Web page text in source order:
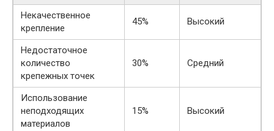
Некачественное
крепление
45% Высокий
Недостаточное
количество
крепежных точек
30% Средний
Использование
неподходящих
материалов
15% Высокий